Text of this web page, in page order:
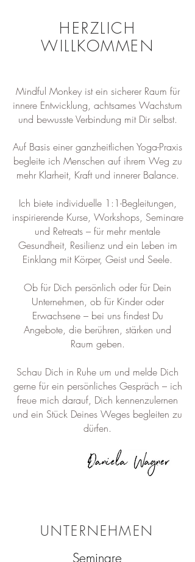
HERZLICH
WILLKOMMEN
Mindful Monkey ist ein sicherer Raum für
innere Entwicklung, achtsames Wachstum
und bewusste Verbindung mit Dir selbst.
Auf Basis einer ganzheitlichen Yoga-Praxis
begleite ich Menschen auf ihrem Weg zu
mehr Klarheit, Kraft und innerer Balance.
Ich biete individuelle 1:1-Begleitungen,
inspirierende Kurse, Workshops, Seminare
und Retreats – für mehr mentale
Gesundheit, Resilienz und ein Leben im
Einklang mit Körper, Geist und Seele.
Ob für Dich persönlich oder für Dein
Unternehmen, ob für Kinder oder
Erwachsene – bei uns findest Du
Angebote, die berühren, stärken und
Raum geben.
Schau Dich in Ruhe um und melde Dich
gerne für ein persönliches Gespräch – ich
freue mich darauf, Dich kennenzulernen
und ein Stück Deines Weges begleiten zu
dürfen.
UNTERNEHMEN
Seminare